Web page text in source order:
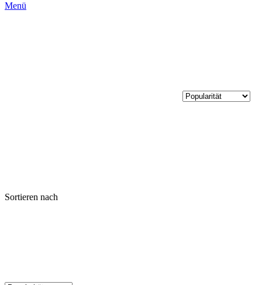
Menü
Sortieren nach